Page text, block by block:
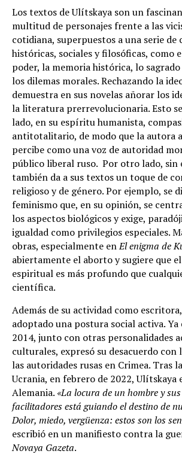
Los textos de Ulítskaya son un
multitud de personajes frente a las
cotidiana, superpuestos a una serie de
históricas, sociales y filosóficas, como
poder, la memoria histórica, lo
los dilemas morales. Rechazando la
demuestra en sus novelas añorar los
la literatura prerrevolucionaria. Esto
lado, en su espíritu humanista,
antitotalitario, de modo que la autora
percibe como una voz de autoridad
público liberal ruso. Por otro lado, sin
también da a sus textosun toque de
religioso y de género. Por ejemplo, se
feminismo que, en su opinión, se
los aspectos biológicos y exige,
igualdad como privilegios especiales.
obras, especialmente enEl enigma de
abiertamente el aborto y sugiere que
espiritual es más profundo que
científica.
Además de su actividad como
adoptado una postura social activa. Ya
2014, junto con otras personalidades
culturales, expresó su desacuerdo con
las autoridades rusas en Crimea. Tras
Ucrania, en febrero de 2022, Ulítskaya
Alemania. «La locura de un hombre y
facilitadores está guiando el destino de
Dolor, miedo, vergüenza: estos son los
escribió en un manifiesto contra la
Novaya Gazeta.